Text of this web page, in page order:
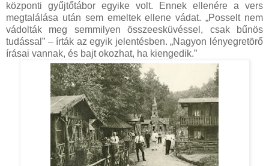
központi gyűjtőtábor egyike volt. Ennek ellenére a vers
megtalálása után sem emeltek ellene vádat. „Posselt nem
vádolták meg semmilyen összeesküvéssel, csak bűnös
tudással” – írták az egyik jelentésben. „Nagyon lényegretörő
írásai vannak, és bajt okozhat, ha kiengedik.”